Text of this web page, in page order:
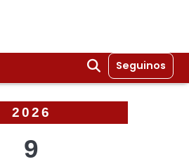
Seguinos
2026
9